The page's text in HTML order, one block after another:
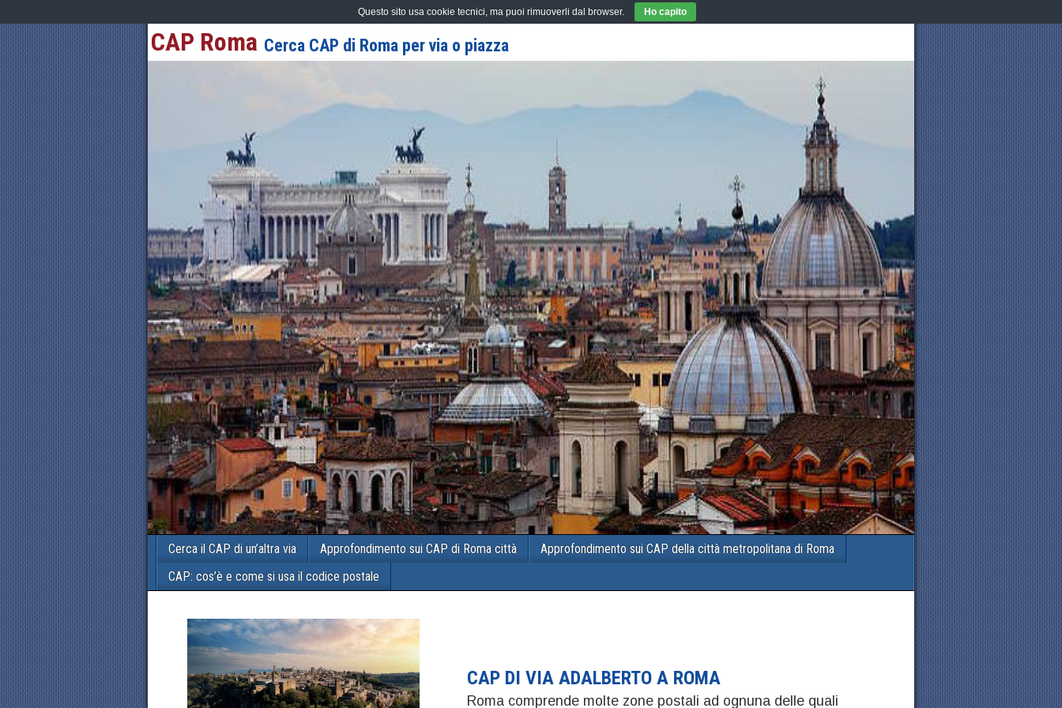
CAP Roma Cerca CAP di Roma per via o piazza
Cerca il CAP di un’altra via Approfondimento sui CAP di Roma città
Approfondimento sui CAP della città metropolitana di Roma
CAP: cos’è e come si usa il codice postale
CAP DI VIA ADALBERTO A ROMA
Roma comprende molte zone postali ad ognuna delle quali
Questo sito usa cookie tecnici, ma puoi rimuoverli dal browser. Ho capito